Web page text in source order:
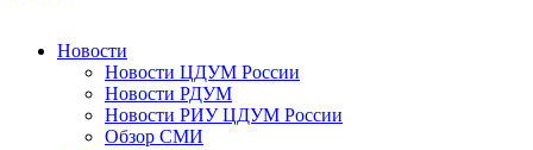
Новости
Новости ЦДУМ России
Новости РДУМ
Новости РИУ ЦДУМ России
Обзор СМИ